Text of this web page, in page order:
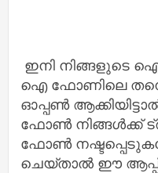
ഇനി നിങ്ങളുടെ
ഐ ഫോണിലെ
ഓപ്പൺ
ഫോൺ നിങ്ങൾക്ക്
ഫോൺ
ചെയ്താൽ ഈ ആപ്പ്